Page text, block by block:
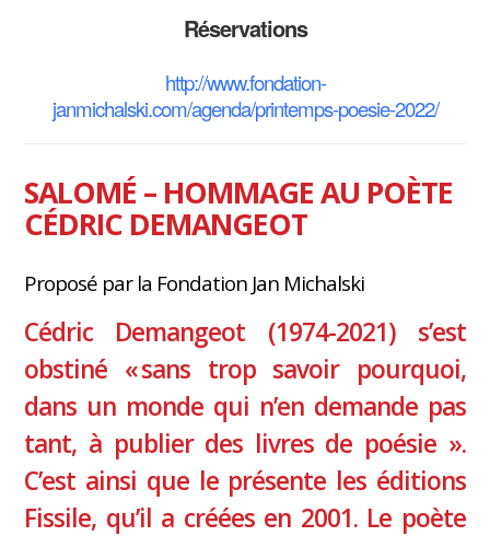
Réservations
http://www.fondation-
janmichalski.com/agenda/printemps-poesie-2022/
SALOMÉ – HOMMAGE AU POÈTE
CÉDRIC DEMANGEOT
Proposé par la Fondation Jan Michalski
Cédric Demangeot (1974-2021) s’est
obstiné « sans trop savoir pourquoi,
dans un monde qui n’en demande pas
tant, à publier des livres de poésie ».
C’est ainsi que le présente les éditions
Fissile, qu’il a créées en 2001. Le poète